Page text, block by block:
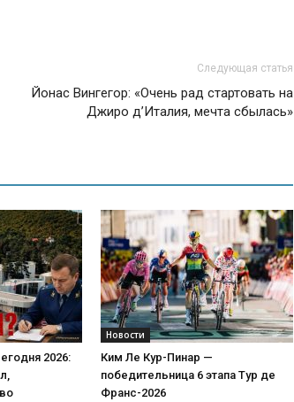
Следующая статья
Йонас Вингегор: «Очень рад стартовать на
Джиро д’Италия, мечта сбылась»
2026:
Новости
Ким Ле Кур-Пинар —
победительница 6 этапа Тур де
Франс-2026